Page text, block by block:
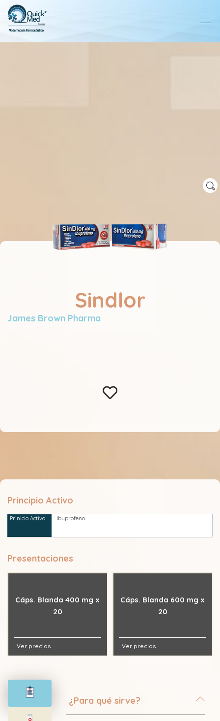
Sindlor
James Brown Pharma
Principio Activo
Ibuprofeno
Presentaciones
Cáps. Blanda 400 mg x
20
Ver precios
Cáps. Blanda 600 mg x
20
Ver precios
¿Para qué sirve?